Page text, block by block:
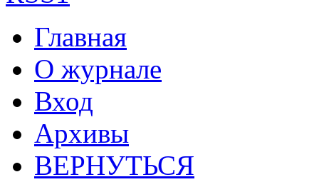
Главная
О журнале
Вход
Архивы
ВЕРНУТЬСЯ